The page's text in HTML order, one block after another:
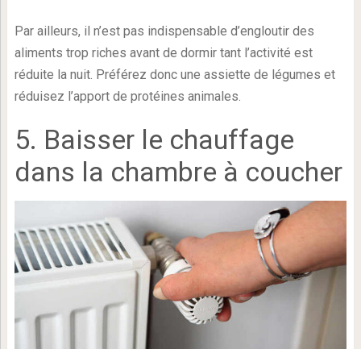
Par ailleurs, il n’est pas indispensable d’engloutir des
aliments trop riches avant de dormir tant l’activité est
réduite la nuit. Préférez donc une assiette de légumes et
réduisez l’apport de protéines animales.
5. Baisser le chauffage
dans la chambre à coucher